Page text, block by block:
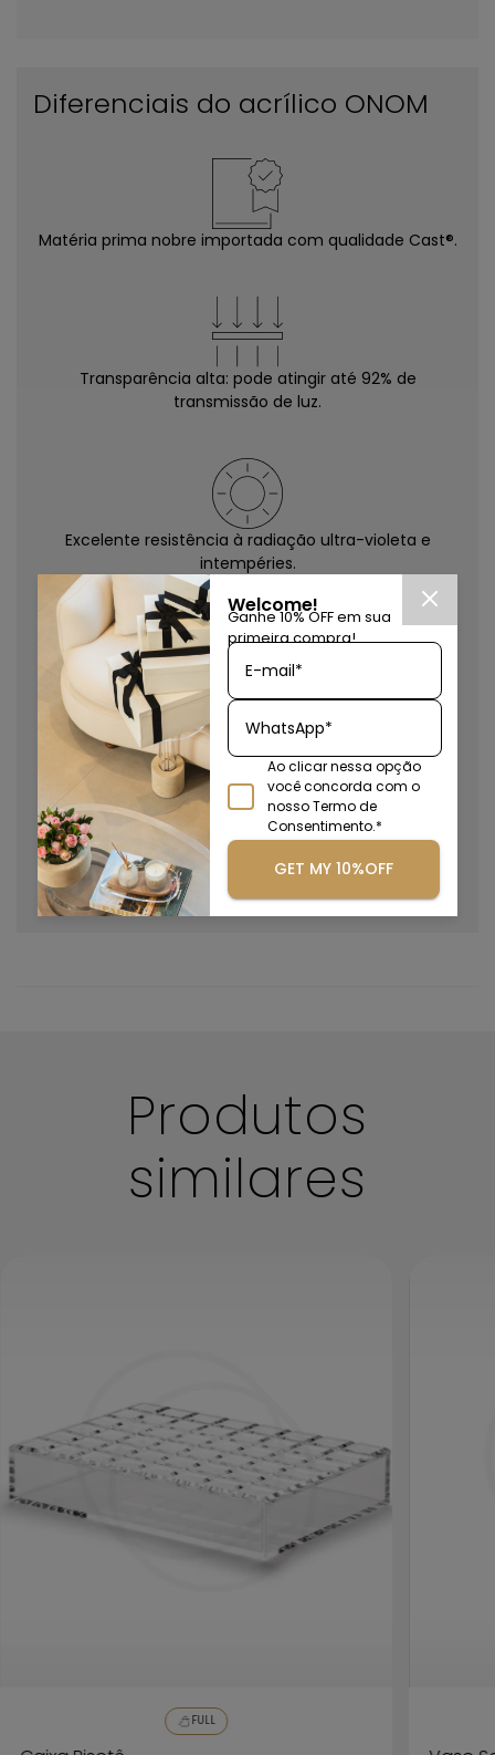
Diferenciais do acrílico ONOM
Matéria prima nobre importada com qualidade Cast®.
Transparência alta: pode atingir até 92% de
transmissão de luz.
Excelente resistência à radiação ultra-violeta e
intempéries.
10x mais resistente que o vidro e maior flexibilidade de
produção.
Após muito tempo de uso, o polimento deixa a peça
como nova.
Mantenha suas peças sempre limpas e conservadas!
Antes de iniciar a limpeza certifique-se de que não há
macio.
Com outra flanela seca e um lustra móveis inicie a
limpeza colocando uma pequena quantidade de
Produtos
similares
FULL
Welcome!
Ganhe 10% OFF em sua
primeira compra!
E-mail*
WhatsApp*
Ao clicar nessa opção
você concorda com o
nosso Termo de
Consentimento.*
GET MY 10%OFF